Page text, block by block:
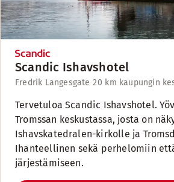
Scandic Ishavshotel
Fredrik Langesgate 20 km kaupungin
Tervetuloa Scandic Ishavshotel.
Tromssan keskustassa, josta on
Ishavskatedralen-kirkolle ja
Ihanteellinen sekä perhelomiin
järjestämiseen.